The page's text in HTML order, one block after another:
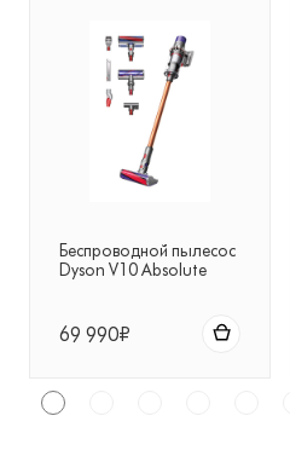
Беспроводной пылесос
Dyson V10 Absolute
69 990₽